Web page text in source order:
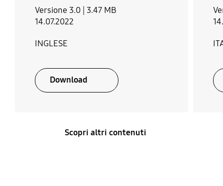
Versione 3.0 | 3.47 MB
14.07.2022
INGLESE
Download
Scopri altri contenuti